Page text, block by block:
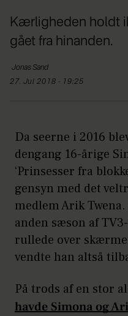
Kærligheden holdt
gået fra hinanden.
JonasSand
27. Jul 2018 - 19:25
Da seerne i 2016
dengang 16-årige
‘Prinsesser fra
gensyn med det
medlem Arik
anden sæson af
rullede over
vendte han altså
På trods af en stor
havde Simona og